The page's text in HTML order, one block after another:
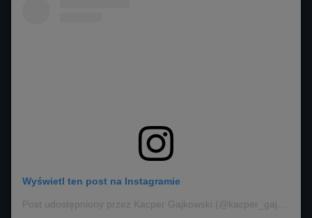
Wyświetl ten post na Instagramie